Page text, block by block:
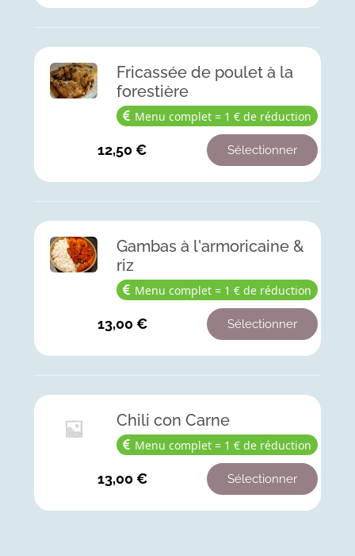
Fricassée de poulet à la
forestière
Menu complet = 1 € de réduction
12,50€ Sélectionner
Gambas à l'armoricaine &
riz
Menu complet = 1 € de réduction
13,00€ Sélectionner
Chili con Carne
Menu complet = 1 € de réduction
13,00€ Sélectionner